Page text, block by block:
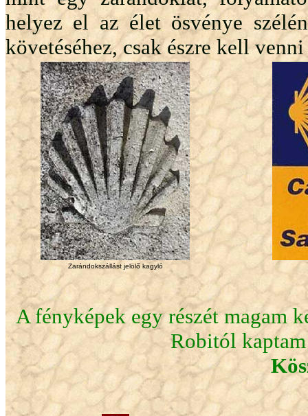
helyez el az élet ösvénye
követéséhez, csak észre kell
Zarándokszállást jelölő kagyló
A fényképek egy részét magam
Robitól kaptam